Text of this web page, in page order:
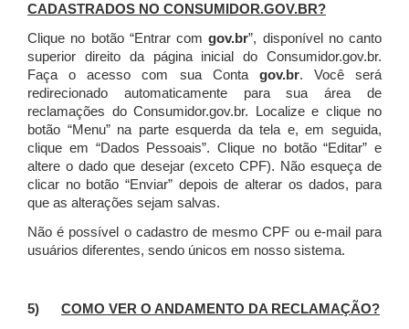
CADASTRADOS NO CONSUMIDOR.GOV.BR?
Clique no botão “Entrar comgov.br”, disponível no canto
superior direito da página inicial do Consumidor.gov.br.
Faça o acesso com sua Conta gov.br. Você será
redirecionado automaticamente para sua área de
reclamações do Consumidor.gov.br.
Localize e clique no
botão “Menu” na parte esquerda da tela e, em seguida,
clique em “Dados Pessoais”. Clique no botão “Editar” e
altere o dado que desejar (exceto CPF). Não esqueça de
clicar no botão “Enviar” depois de alterar os dados, para
que as alterações sejam salvas.
Não é possível o cadastro de mesmo CPF ou e-mail para
usuários diferentes, sendo únicos em nosso sistema.
5) COMO VER O ANDAMENTO DA RECLAMAÇÃO?